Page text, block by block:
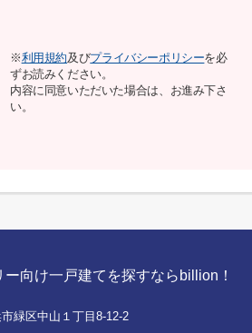
※利用規約及びプライバシーポリシーを必
ずお読みください。
内容に同意いただいた場合は、お進み下さ
い。
向け一戸建てを探すならbillion！
緑区中山１丁目8-12-2